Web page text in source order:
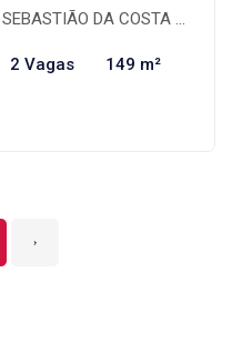
128 - Jardim Santa Mena, Guarulhos-SP
2 Vagas 149 m²
›